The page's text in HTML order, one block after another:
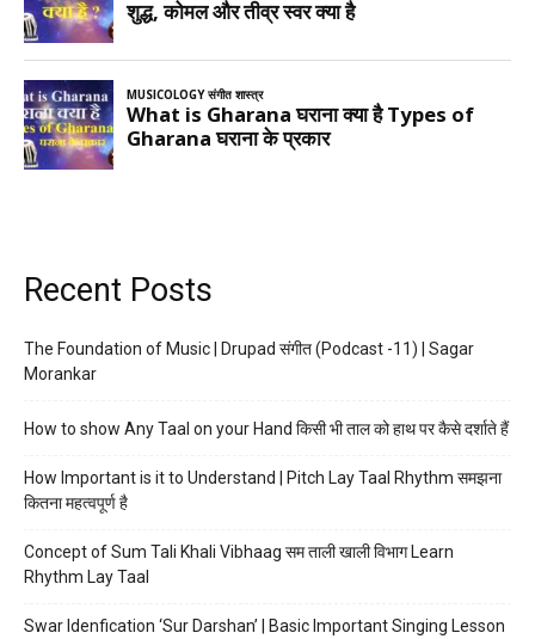
Recent Posts
The Foundation of Music | Drupad संगीत (Podcast -11) | Sagar
Morankar
How to show Any Taal on your Hand किसी भी ताल को हाथ पर कैसे दर्शाते हैं
How Important is it to Understand | Pitch Lay Taal Rhythm समझना
कितना महत्वपूर्ण है
Concept of Sum Tali Khali Vibhaag सम ताली खाली विभाग Learn
Rhythm Lay Taal
Swar Idenfication ‘Sur Darshan’ | Basic Important Singing Lesson